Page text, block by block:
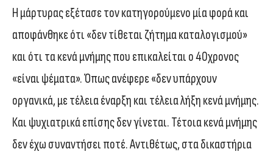
Η μάρτυρας εξέτασε τον κατηγορούμενο μία φορά και
αποφάνθηκε ότι «δεν τίθεται ζήτημα καταλογισμού»
και ότι τα κενά μνήμης που επικαλείται ο 40χρονος
«είναι ψέματα». Όπως ανέφερε «δεν υπάρχουν
οργανικά, με τέλεια έναρξη και τέλεια λήξη κενά μνήμης.
Και ψυχιατρικά επίσης δεν γίνεται. Τέτοια κενά μνήμης
δεν έχω συναντήσει ποτέ. Αντιθέτως, στα δικαστήρια